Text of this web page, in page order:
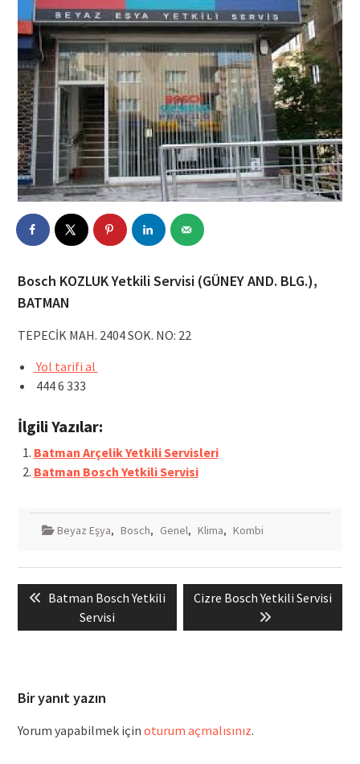
Bosch KOZLUK Yetkili Servisi (GÜNEY AND. BLG.),
BATMAN
TEPECİK MAH. 2404 SOK. NO: 22
Yol tarifi al
444 6 333
İlgili Yazılar:
Batman Arçelik Yetkili Servisleri
Batman Bosch Yetkili Servisi
Beyaz Eşya, Bosch, Genel, Klima, Kombi
gezinmesi
Previous
Batman Bosch Yetkili
Servisi
Next
Cizre Bosch Yetkili Servisi
Bir yanıt yazın
Yorum yapabilmek için oturum açmalısınız.